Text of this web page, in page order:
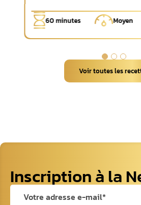
60 minutes Moyen
Voir toutes les
Inscription à la